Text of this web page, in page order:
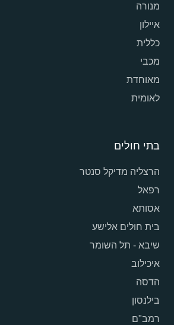
מנורה
איילון
כללית
מכבי
מאוחדת
לאומית
בתי חולים
הרצליה מדיקל סנטר
רפאל
אסותא
בית חולים אלישע
שיבא - תל השומר
איכילוב
הדסה
בילנסון
רמב"ם